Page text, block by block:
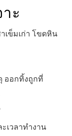
ะ
เข็มเก่า โขดหิน
ออกทิ้งถูกที่
เวลาทำงาน